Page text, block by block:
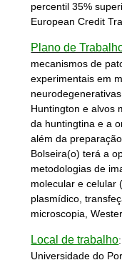
percentil 35%
European Credit
Plano de
mecanismos de
experimentais em
Huntington e alvos
da huntingtina e a
além da
Bolseira(o) terá a
metodologias de
molecular e celular
plasmídico,
microscopia,
Local de trabalho:
Universidade do